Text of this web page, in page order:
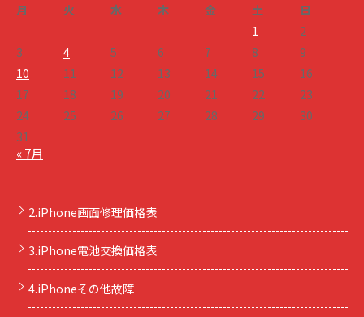
月
火 水 木 金 土
日
1
2
3
4 5 6 7 8
9
10
11 12 13 14 15
16
17
18 19 20 21 22
23
24
25 26 27 28 29
30
31
« 7月
2.iPhone画面修理価格表
3.iPhone電池交換価格表
4.iPhoneその他故障